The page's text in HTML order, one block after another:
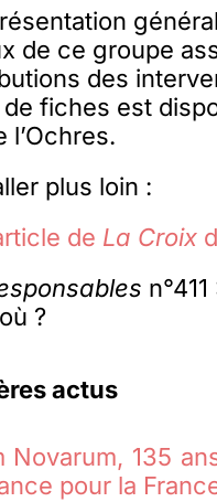
de ce groupe
des
fiches est
l’Ochres.
plus loin :
de La Croix
?
actus
Novarum, 135
pour la